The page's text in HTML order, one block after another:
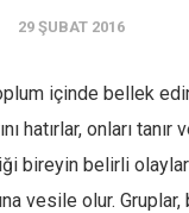
29 ŞUBAT 2016
içinde bellek
hatırlar, onları tanır
bireyin belirli
vesile olur.